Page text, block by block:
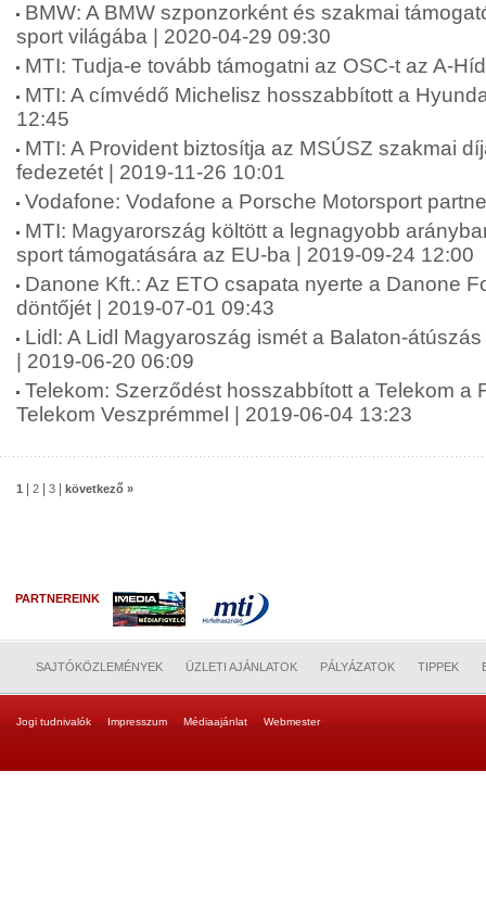
BMW: A BMW szponzorként és szakmai
sport világába | 2020-04-29 09:30
MTI: Tudja-e tovább támogatni az OSC-t az A-
MTI: A címvédő Michelisz hosszabbított a
12:45
MTI: A Provident biztosítja az MSÚSZ szakmai
fedezetét | 2019-11-26 10:01
Vodafone: Vodafone a Porsche Motorsport
MTI: Magyarország költött a legnagyobb
sport támogatására az EU-ba | 2019-09-24 12:00
Danone Kft.: Az ETO csapata nyerte a Danone
döntőjét | 2019-07-01 09:43
Lidl: A Lidl Magyaroszág ismét a Balaton-
| 2019-06-20 06:09
Telekom: Szerződést hosszabbított a Telekom a
Telekom Veszprémmel | 2019-06-04 13:23
1 2 3 következő »
PARTNEREINK
SAJTÓKÖZLEMÉNYEK ÜZLETI AJÁNLATOK PÁLYÁZATOK TIPPEK
Jogi tudnivalók Impresszum Médiaajánlat Webmester